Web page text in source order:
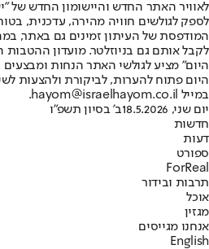
לאוויר האתר החדש והיישומון החדש של
לספק לגולשים חוויה מהירה, עדכנית,
המודפסת של העיתון זמינים גם באתר,
לקבל אותם גם בניוזלטר. מועדון ההטבות
היום" מציע לגולשי האתר הנחות ומבצעים
היום פתוח להערות, לביקורת ולהצעות
במייל hayom@israelhayom.co.il.
יום שני, 18.5.2026
ב' בסיון תשפ"ו
חדשות
דעות
ספורט
ForReal
תרבות ובידור
אוכל
מגזין
אנחנו מגייסים
English